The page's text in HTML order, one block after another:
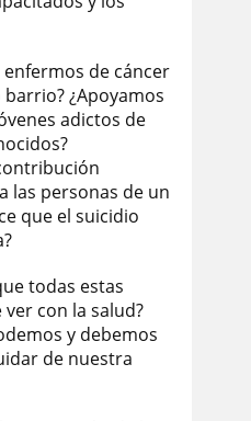
de cáncer
¿Apoyamos
adictos de
las personas de un
que el suicidio
todas estas
con la salud?
y debemos
de nuestra